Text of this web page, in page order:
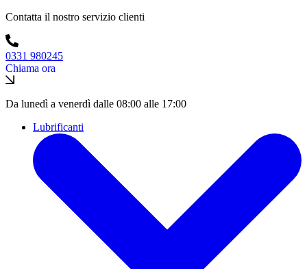
Contatta il nostro servizio clienti
0331 980245
Chiama ora
Da lunedì a venerdì dalle 08:00 alle 17:00
Lubrificanti